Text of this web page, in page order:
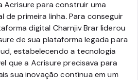
Acrisure para construir uma
de primeira linha. Para conseguir
digital Charnjiv Brar liderou
de sua plataforma legada para
estabelecendo a tecnologia
que a Acrisure precisava para
sua inovação contínua em um